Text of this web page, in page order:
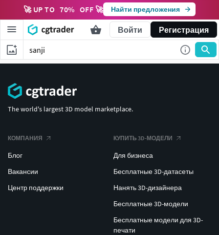
🚀 UP TO 70% OFF 🚀 Найти предложения
Войти Регистрация
The world's largest 3D model marketplace.
КОМПАНИЯ
Блог
Вакансии
Центр поддержки
КУПИТЬ 3D-МОДЕЛИ
Для бизнеса
Бесплатные 3D-датасеты
Нанять 3D-дизайнера
Бесплатные 3D-модели
Бесплатные модели для 3D-
печати